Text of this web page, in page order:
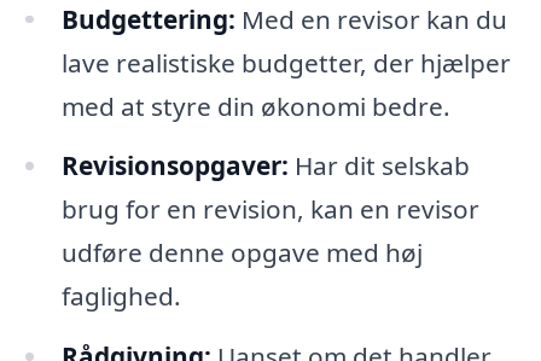
Budgettering: Med en revisor kan du
lave realistiske budgetter, der hjælper
med at styre din økonomi bedre.
Revisionsopgaver: Har dit selskab
brug for en revision, kan en revisor
udføre denne opgave med høj
faglighed.